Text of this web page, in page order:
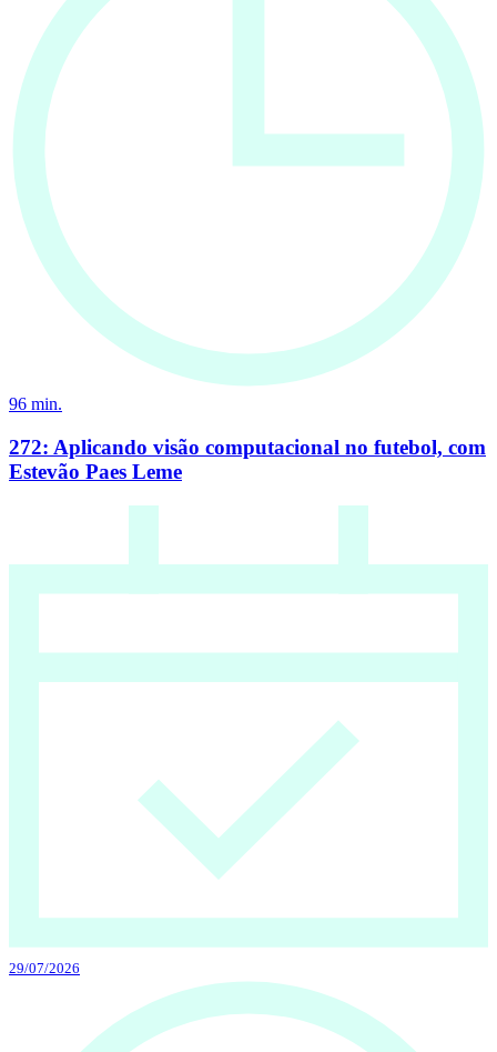
96 min.
272: Aplicando visão computacional no futebol, com
Estevão Paes Leme
29/07/2026